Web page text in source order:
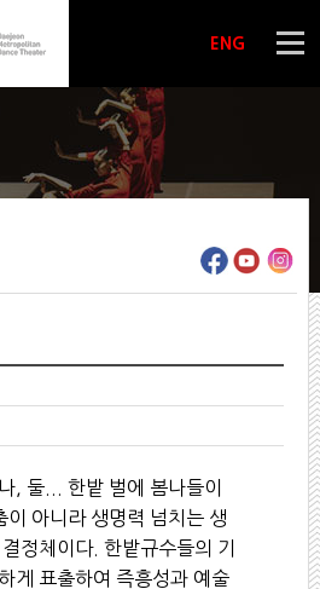
ENG
, 둘... 한밭 벌에 봄나들이
이 아니라 생명력 넘치는 생
정체이다. 한밭규수들의 기
게 표출하여 즉흥성과 예술